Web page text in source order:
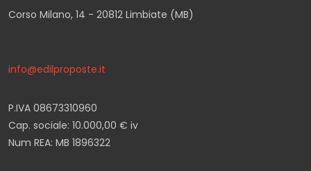
Corso Milano, 14 - 20812 Limbiate (MB)
info@edilproposte.it
P.IVA 08673310960
Cap. sociale: 10.000,00 € iv
Num REA: MB 1896322